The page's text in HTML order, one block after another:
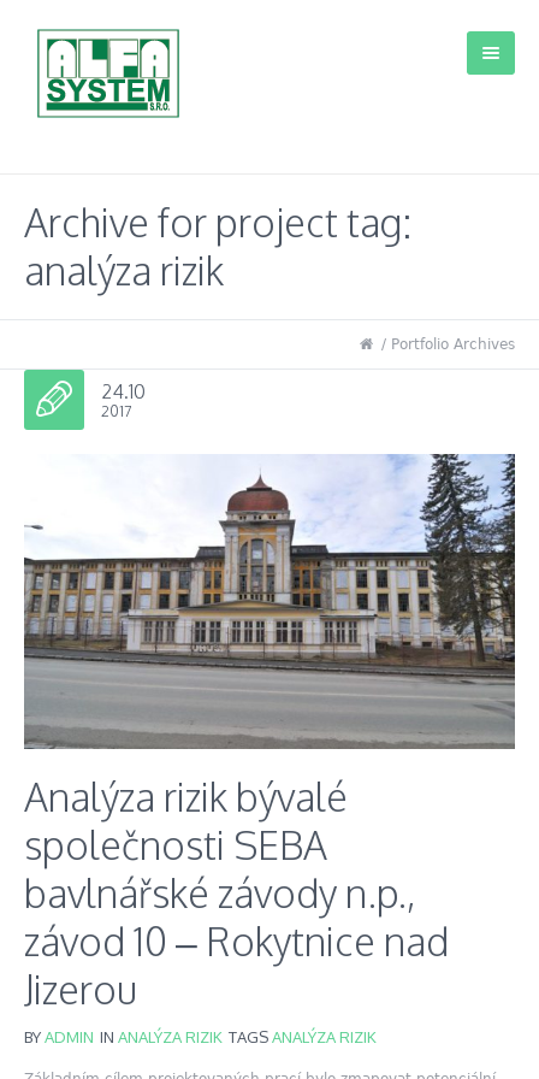
Archive for project tag:
analýza rizik
/ Portfolio Archives
24.10
2017
Analýza rizik bývalé
společnosti SEBA
bavlnářské závody n.p.,
závod 10 – Rokytnice nad
Jizerou
BYADMIN IN ANALÝZA RIZIK TAGSANALÝZA RIZIK